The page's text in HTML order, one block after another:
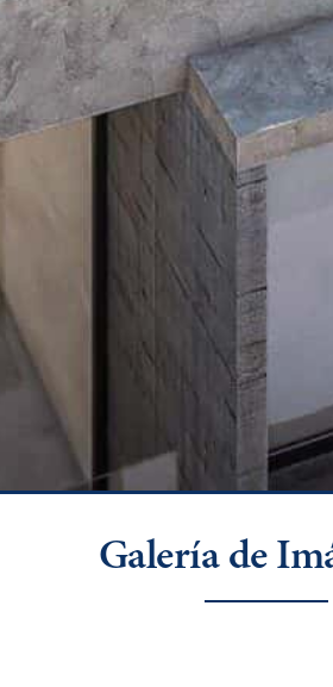
Galería de